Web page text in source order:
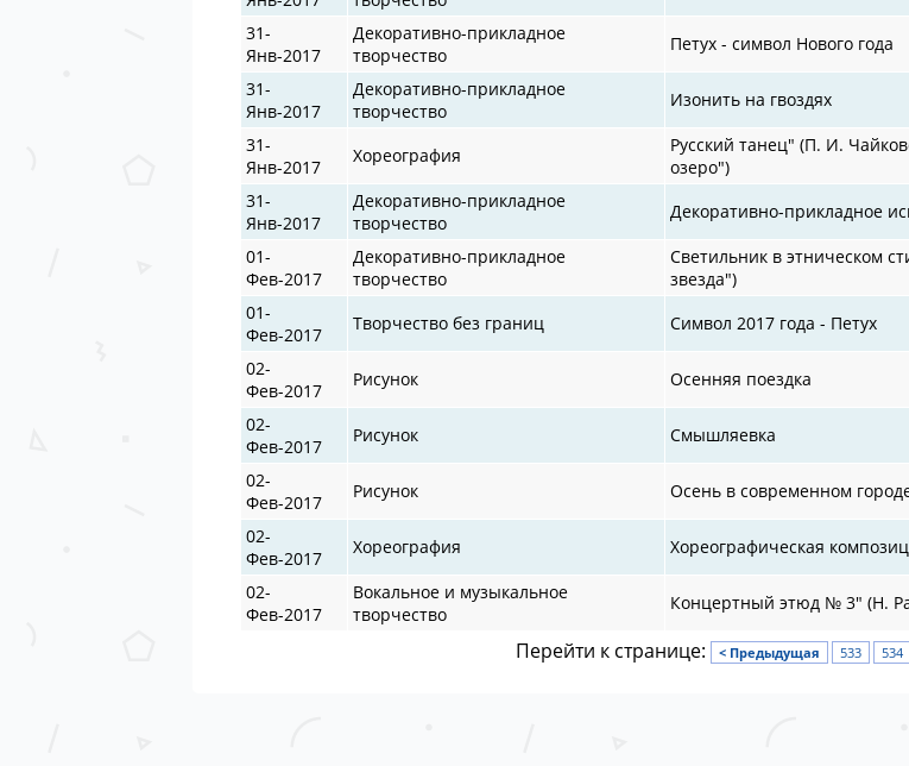
31-
Янв-2017
Декоративно-прикладное
творчество
Петух - символ Нового года
31-
Янв-2017
Декоративно-прикладное
творчество
Изонить на гвоздях
31-
Янв-2017
Хореография
Русский танец" (П. И.
озеро")
31-
Янв-2017
Декоративно-прикладное
творчество
Декоративно-прикладное
01-
Фев-2017
Декоративно-прикладное
творчество
Светильник в этническом
звезда")
01-
Фев-2017
Творчество без границ Символ 2017 года - Петух
02-
Фев-2017
Рисунок Осенняя поездка
02-
Фев-2017
Рисунок Смышляевка
02-
Фев-2017
Рисунок Осень в современном
02-
Фев-2017
Хореография Хореографическая
02-
Фев-2017
Вокальное и музыкальное
творчество
Концертный этюд № 3" (Н.
Перейти к странице: < Предыдущая 533 534